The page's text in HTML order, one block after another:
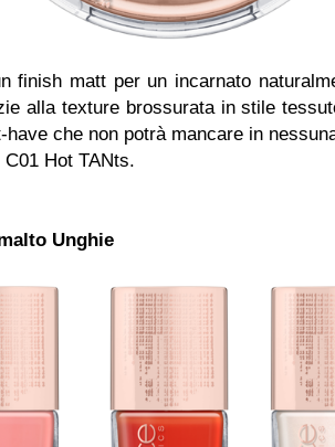
finish matt per un incarnato
alla texture brossurata in stile
che non potrà mancare in
Hot TANts.
Unghie